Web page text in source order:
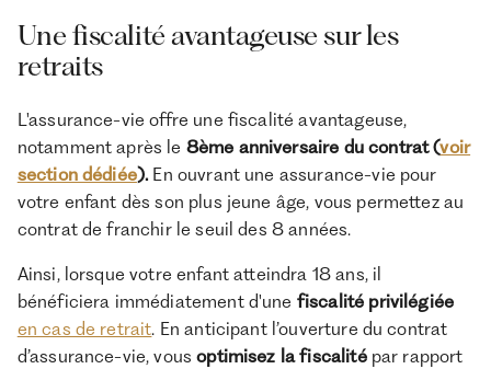
Une fiscalité avantageuse sur les
retraits
L'assurance-vie offre une fiscalité avantageuse,
notamment après le 8ème anniversaire du contrat (voir
section dédiée). En ouvrant une assurance-vie pour
votre enfant dès son plus jeune âge, vous permettez au
contrat de franchir le seuil des 8 années.
Ainsi, lorsque votre enfant atteindra 18 ans, il
bénéficiera immédiatement d'une fiscalité privilégiée
en cas de retrait. En anticipant l’ouverture du contrat
d’assurance-vie, vousoptimisez la fiscalitépar rapport